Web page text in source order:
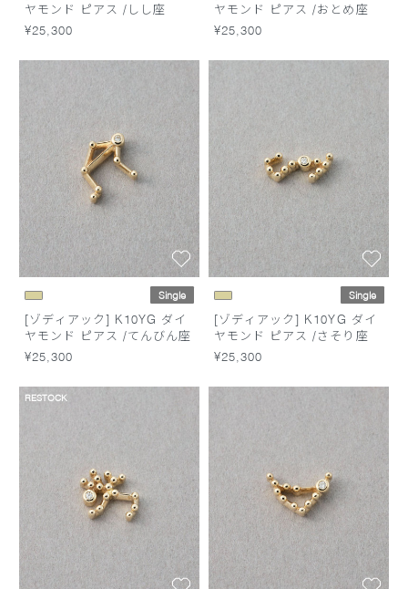
ヤモンド ピアス /しし座
¥25,300
ヤモンド ピアス /おとめ座
¥25,300
Single
[ゾディアック] K10YG ダイ
ヤモンド ピアス /てんびん座
¥25,300
Single
[ゾディアック] K10YG ダイ
ヤモンド ピアス /さそり座
¥25,300
RESTOCK